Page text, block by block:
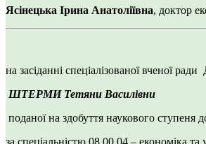
Ясінецька Ірина Анатоліївна, доктор
на засіданні спеціалізованої вченої
ШТЕРМИ Тетяни Василівни
поданої на здобуття наукового ступеня